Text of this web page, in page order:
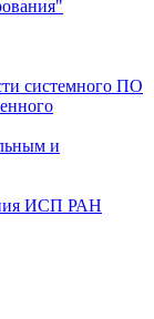
системного ПО
и
ИСП РАН